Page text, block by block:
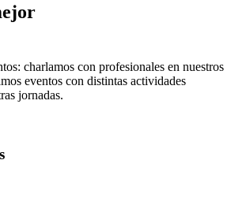
charlamos con profesionales en nuestros
eventos con distintas actividades
jornadas.